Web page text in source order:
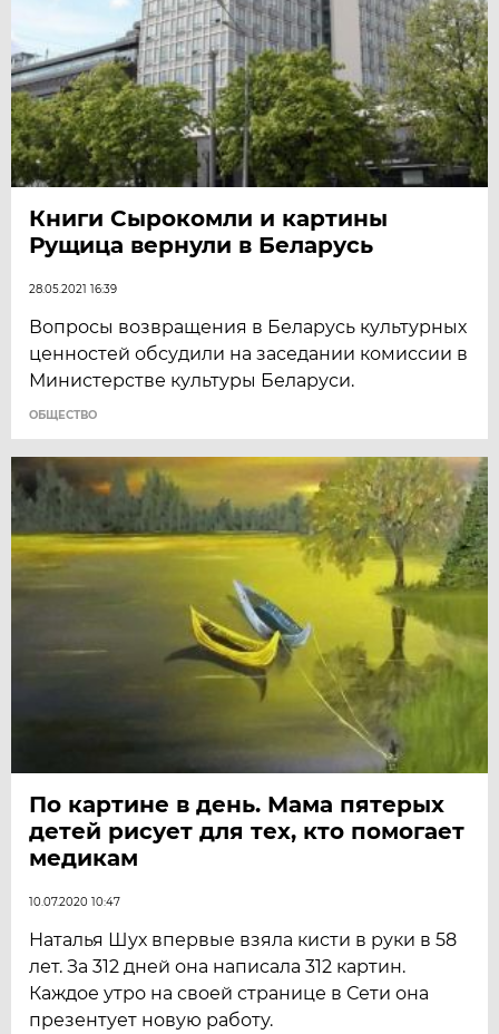
Книги Сырокомли и картины
Рущица вернули в Беларусь
28.05.2021 16:39
Вопросы возвращения в Беларусь культурных
ценностей обсудили на заседании комиссии в
Министерстве культуры Беларуси.
ОБЩЕСТВО
По картине в день. Мама пятерых
детей рисует для тех, кто помогает
медикам
10.07.2020 10:47
Наталья Шух впервые взяла кисти в руки в 58
лет. За 312 дней она написала 312 картин.
Каждое утро на своей странице в Сети она
презентует новую работу.